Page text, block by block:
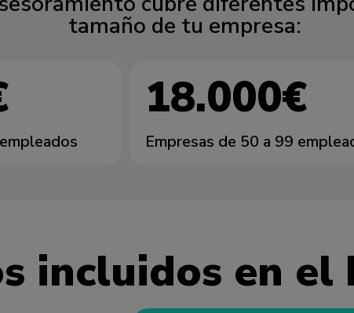
tamaño de tu empresa:
18.000€
Empresas de 50 a 99
incluidos en